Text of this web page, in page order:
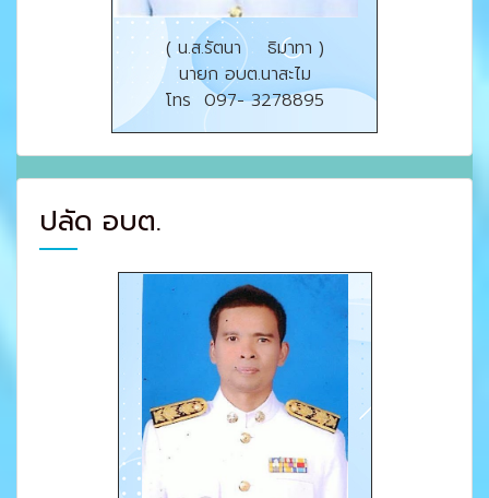
( น.ส.รัตนา ธิมาทา )
นายก อบต.นาสะไม
โทร 097- 3278895
ปลัด อบต.